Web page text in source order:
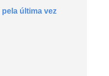
última vez